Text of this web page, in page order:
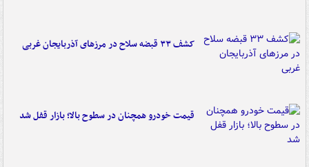
کشف ۳۳ قبضه سلاح در مرزهای آذربایجان غربی
قیمت خودرو همچنان در سطوح بالا؛ بازار قفل شد